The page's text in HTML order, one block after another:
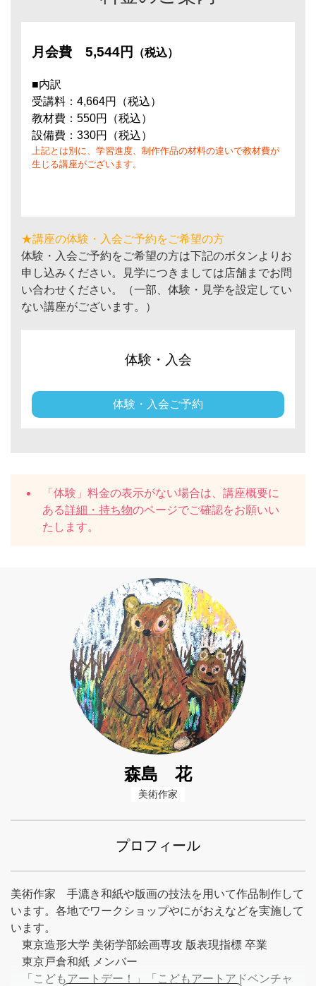
月会費 5,544円 （税込）
■内訳
受講料：4,664円（税込）
教材費：550円（税込）
設備費：330円（税込）
上記とは別に、学習進度、制作作品の材料の違いで教材費が
生じる講座がございます。
★講座の体験・入会ご予約をご希望の方
体験・入会ご予約をご希望の方は下記のボタンよりお
申し込みください。見学につきましては店舗までお問
い合わせください。（一部、体験・見学を設定してい
ない講座がございます。）
体験・入会
体験・入会ご予約
「体験」料金の表示がない場合は、講座概要に
ある詳細・持ち物のページでご確認をお願いい
たします。
森島 花
美術作家
プロフィール
美術作家 手漉き和紙や版画の技法を用いて作品制作して
います。各地でワークショップやにがおえなどを実施して
います。
東京造形大学 美術学部絵画専攻 版表現指標 卒業
東京戸倉和紙 メンバー
「こどもアートデー！」「こどもアートアドベンチャ